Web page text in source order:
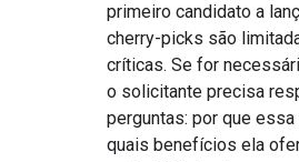
primeiro candidato a
cherry-picks são
críticas. Se for
o solicitante precisa
perguntas: por que
quais benefícios ela